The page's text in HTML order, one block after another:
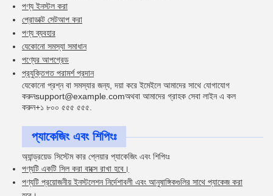
পণ্য ইনস্টল করা
প্রোডাক্ট সেটআপ করা
পণ্য ব্যবহার
যেকোনো সমস্যা সমাধান
পণ্যের আপগ্রেড
প্রযুক্তিগত পরামর্শ প্রদান
যেকোনো প্রশ্ন বা সমস্যার জন্য, দয়া করে ইমেইলে আমাদের সাথে যোগাযোগ
করুনsupport@example.comঅথবা আমাদের গ্রাহক সেবা লাইন এ কল
করুন+১ ৮০০ ৫৫৫ ৫৫৫
প্যাকেজিং এবং শিপিংঃ
অ্যান্ড্রয়েড সিস্টেম কার প্লেয়ার প্যাকেজিং এবং শিপিংঃ
পণ্যটি একটি সিল করা বাক্সে রাখা হবে।
পণ্যটি প্রয়োজনীয় ইনস্টলেশন নির্দেশাবলী এবং আনুষাঙ্গিকগুলির সাথে প্যাকেজ করা